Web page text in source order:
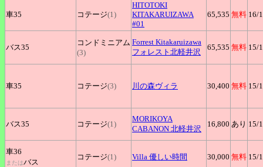
車35 コテージ(1)
HITOTOKI
KITAKARUIZAWA
#01
65,535 無料 16/
バス35
コンドミニアム
(3)
Forrest Kitakaruizawa
フォレスト北軽井沢
65,535 無料 15/
車35 コテージ(3) 川の森ヴィラ 30,400 無料 15/
バス35 コテージ(1)
MORIKOYA
CABANON 北軽井沢
16,800 あり 15/
車36
またはバス
コテージ(1) Villa 優しい時間 30,000 無料 15/